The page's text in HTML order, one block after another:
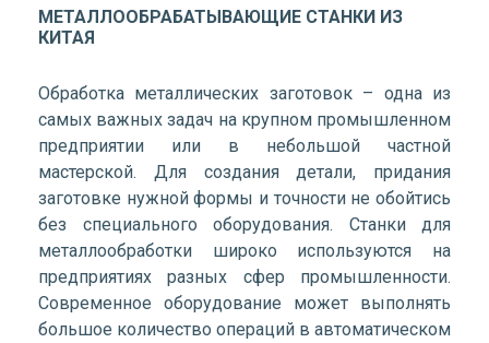
МЕТАЛЛООБРАБАТЫВАЮЩИЕ СТАНКИ ИЗ
КИТАЯ
Обработка металлических заготовок – одна из
самых важных задач на крупном промышленном
предприятии или в небольшой частной
мастерской. Для создания детали, придания
заготовке нужной формы и точности не обойтись
без специального оборудования. Станки для
металлообработки широко используются на
предприятиях разных сфер промышленности.
Современное оборудование может выполнять
большое количество операций в автоматическом